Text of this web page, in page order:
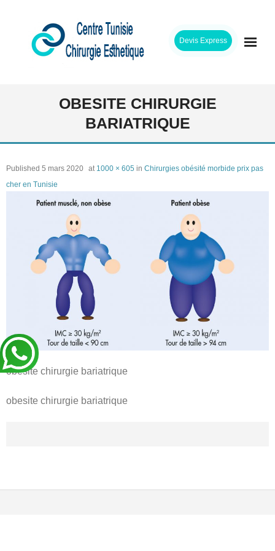
Devis Express
ACCUEIL
CHIRURGIENS
ETAPES SEJOUR
TARIFS
DEVIS EXPRESS !
OBESITE CHIRURGIE
BARIATRIQUE
Published 5 mars 2020 at 1000 × 605 in Chirurgies obésité morbide prix pas
cher en Tunisie
obesite chirurgie bariatrique
obesite chirurgie bariatrique